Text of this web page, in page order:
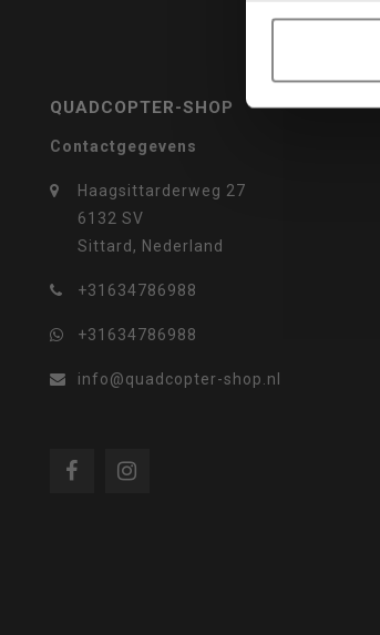
QUADCOPTER-SHOP
Contactgegevens
Haagsittarderweg 27
6132 SV
Sittard, Nederland
+31634786988
+31634786988
info@quadcopter-shop.nl